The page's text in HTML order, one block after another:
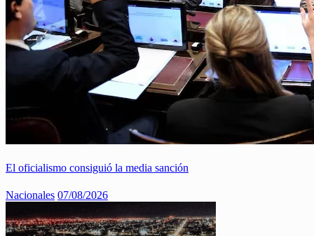
El oficialismo consiguió la media sanción
Nacionales 07/08/2026